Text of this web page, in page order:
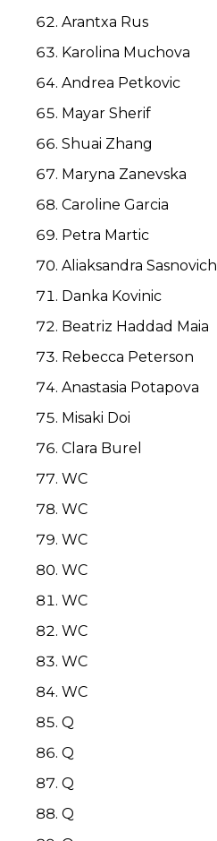
Arantxa Rus
Karolina Muchova
Andrea Petkovic
Mayar Sherif
Shuai Zhang
Maryna Zanevska
Caroline Garcia
Petra Martic
Aliaksandra Sasnovich
Danka Kovinic
Beatriz Haddad Maia
Rebecca Peterson
Anastasia Potapova
Misaki Doi
Clara Burel
WC
WC
WC
WC
WC
WC
WC
WC
Q
Q
Q
Q